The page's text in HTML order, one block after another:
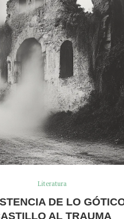
Literatura
DE LO
AL TRAUMA